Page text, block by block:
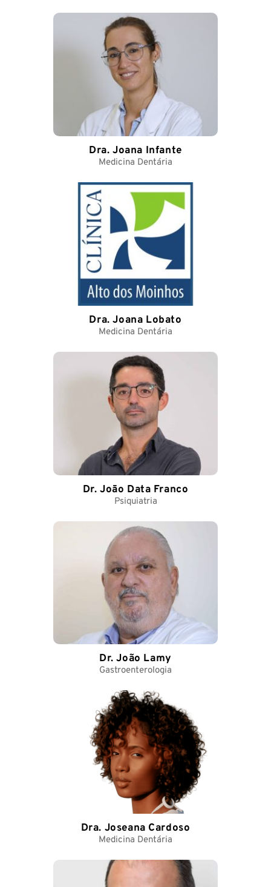
Dra. Joana Infante
Medicina Dentária
Dra. Joana Lobato
Medicina Dentária
Dr. Joāo Data Franco
Psiquiatria
Dr. João Lamy
Gastroenterologia
Dra. Joseana Cardoso
Medicina Dentária